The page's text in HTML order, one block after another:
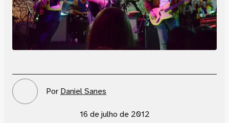
Por Daniel Sanes
16 de julho de 2012